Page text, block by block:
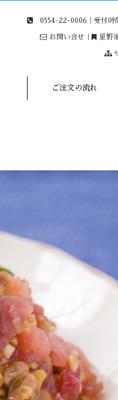
0554-22-0006｜受付時
お問い合せ 星野
ご注文の流れ